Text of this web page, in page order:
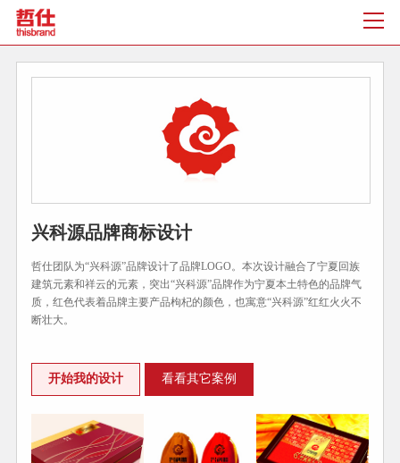
兴科源品牌商标设计
哲仕团队为“兴科源”品牌设计了品牌LOGO。本次设计融合了宁夏回族
建筑元素和祥云的元素，突出“兴科源”品牌作为宁夏本土特色的品牌气
质，红色代表着品牌主要产品枸杞的颜色，也寓意“兴科源”红红火火不
断壮大。
开始我的设计 看看其它案例